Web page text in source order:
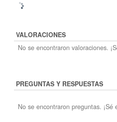
VALORACIONES
No se encontraron valoraciones.
PREGUNTAS Y RESPUESTAS
No se encontraron preguntas. ¡Sé